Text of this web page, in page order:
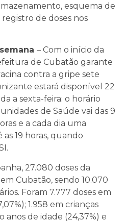
esquema de
de doses nos
– Com o início da
de Cubatão garante
contra a gripe sete
estará disponível 22
a sexta-feira: o horário
de Saúde vai das 9
e a cada dia uma
19 horas, quando
27.080 doses da
Cubatão, sendo 10.070
Foram 7.777 doses em
1.958 em crianças
anos de idade (24,37%) e